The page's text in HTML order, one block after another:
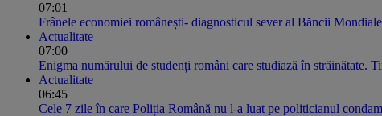
07:01
Frânele economiei românești- diagnosticul sever al Băncii Mondiale
Actualitate
07:00
Enigma numărului de studenți români care studiază în străinătate.
Actualitate
06:45
Cele 7 zile în care Poliția Română nu l-a luat pe politicianul